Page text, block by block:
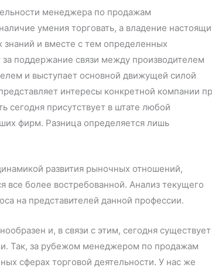
менеджера по продажам
умения торговать, а владение
знаний и вместе с тем определенных
поддержание связи между производителем
и выступает основной движущей силой
интересы конкретной компании
сегодня присутствует в штате любой
фирм. Разница определяется лишь
развития рыночных отношений,
более востребованной. Анализ текущего
на представителей данной профессии.
и, в связи с этим, сегодня существует
Так, за рубежом менеджером по продажам
сферах торговой деятельности. У нас же